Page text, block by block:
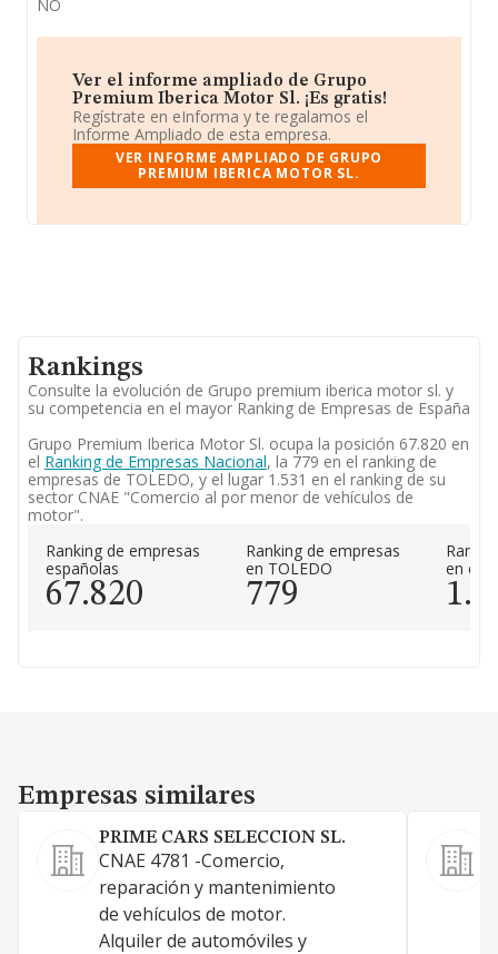
NO
Ver el informe ampliado de Grupo
Premium Iberica Motor Sl. ¡Es gratis!
Regístrate en eInforma y te regalamos el
Informe Ampliado de esta empresa.
VER INFORME AMPLIADO DE GRUPO
PREMIUM IBERICA MOTOR SL.
Rankings
Consulte la evolución de Grupo premium iberica motor sl. y
su competencia en el mayor Ranking de Empresas de España
Grupo Premium Iberica Motor Sl. ocupa la posición 67.820 en
el Ranking de Empresas Nacional, la 779 en el ranking de
empresas de TOLEDO, y el lugar 1.531 en el ranking de su
sector CNAE "Comercio al por menor de vehículos de
motor".
Ranking de empresas
españolas
67.820
Ranking de empresas
en TOLEDO
779
en el
Empresas similares
Empresas similares
PRIME CARS SELECCION SL.
CNAE 4781 -Comercio,
reparación y mantenimiento
de vehículos de motor.
Alquiler de automóviles y